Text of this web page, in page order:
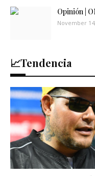
Opinión |
November
📈Tendencia